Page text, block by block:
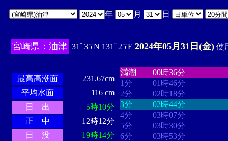
年 月 日
宮崎県：油津 31ﾟ35'N 131ﾟ25'E 2024年05月31日(金) 使
最高高潮面
231.67cm
平均水面
116 cm
日 出
5時10分
正 中
12時12分
日 没
19時14分
満潮
00時36分
1分
01時46分
2分
02時18分
3分
02時44分
4分
03時07分
5分
03時30分
6分
03時53分